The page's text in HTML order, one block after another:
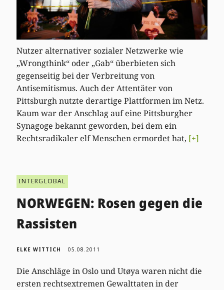
Nutzer alternativer sozialer Netzwerke wie
„Wrongthink“ oder „Gab“ überbieten sich
gegenseitig bei der Verbreitung von
Antisemitismus. Auch der Attentäter von
Pittsburgh nutzte derartige Plattformen im Netz.
Kaum war der Anschlag auf eine Pittsburgher
Synagoge bekannt geworden, bei dem ein
Rechtsradikaler elf Menschen ermordet hat, [+]
INTERGLOBAL
NORWEGEN: Rosen gegen die
Rassisten
ELKE WITTICH 05.08.2011
Die Anschläge in Oslo und Utøya waren nicht die
ersten rechtsextremen Gewalttaten in der